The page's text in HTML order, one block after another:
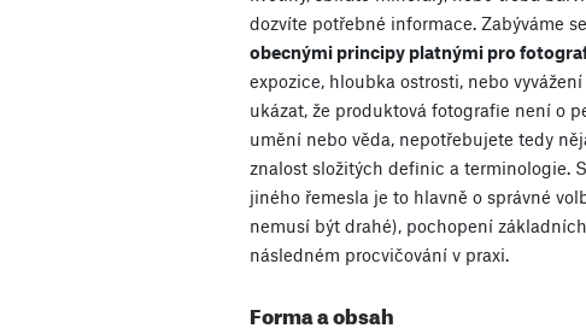
dozvíte potřebné informace. Zabýváme
obecnými principy platnými pro
expozice, hloubka ostrosti, nebo
ukázat, že produktová fotografie není o
umění nebo věda, nepotřebujete tedy
znalost složitých definic a terminologie.
jiného řemesla je to hlavně o správné
nemusí být drahé), pochopení
následném procvičování v praxi.
Forma a obsah